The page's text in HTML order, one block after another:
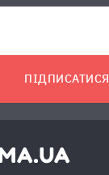
ПІДПИСАТИСЯ